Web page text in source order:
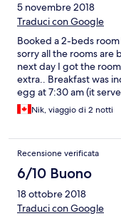
5 novembre 2018
Traduci con Google
Booked a 2-beds
sorry all the rooms
next day I got the
extra.. Breakfast was
egg at 7:30 am (it
finished I just have
is a terrible,, There is a
goes.,,, The staff are
questions with a smile
back,, I didn't feel
Nik, viaggio di 2 notti
Recensione verificata
6/10 Buono
18 ottobre 2018
Traduci con Google